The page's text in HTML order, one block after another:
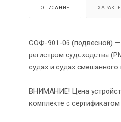
ОПИСАНИЕ
СОФ-901-06 (подвесной) —
регистром судоходства
судах и судах смешанного
ВНИМАНИЕ! Цена
комплекте с